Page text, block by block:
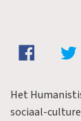
Het
sociaal-